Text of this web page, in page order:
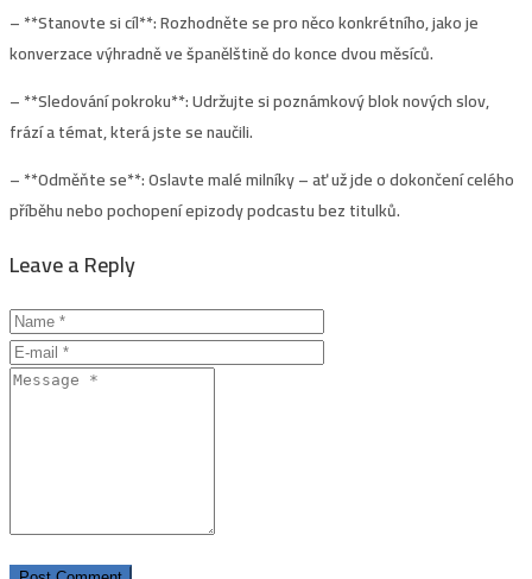
– **Stanovte si cíl**: Rozhodněte se pro něco konkrétního, jako je
konverzace výhradně ve španělštině do konce dvou měsíců.
– **Sledování pokroku**: Udržujte si poznámkový blok nových slov,
frází a témat, která jste se naučili.
– **Odměňte se**: Oslavte malé milníky – ať už jde o dokončení celého
příběhu nebo pochopení epizody podcastu bez titulků.
Leave a Reply